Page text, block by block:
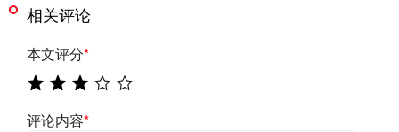
相关评论
本文评分*
评论内容*